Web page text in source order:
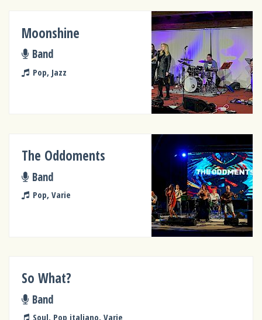
Moonshine
Band
Pop, Jazz
The Oddoments
Band
Pop, Varie
So What?
Band
Soul, Pop italiano, Varie